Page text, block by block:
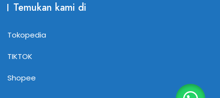
Temukan kami di
Tokopedia
TIKTOK
Shopee